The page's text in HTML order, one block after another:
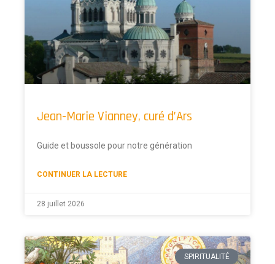
Jean-Marie Vianney, curé d’Ars
Guide et boussole pour notre génération
CONTINUER LA LECTURE
28 juillet 2026
SPIRITUALITÉ